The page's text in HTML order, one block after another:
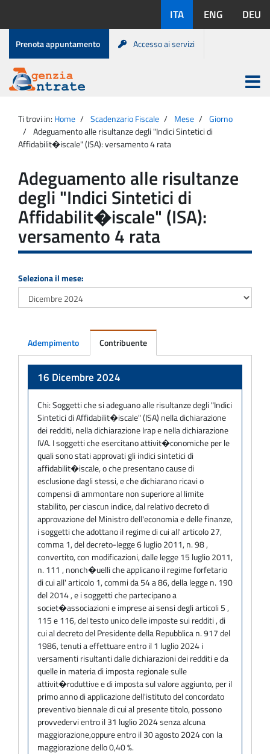
contenuto
disponibili:
ITA ENG DEU
Menu
di
servizio
Prenota appuntamento Accesso ai servizi
Agenzia
Entrate
Apri
menu
principale
Ti trovi in: Home Scadenzario Fiscale Mese
Giorno
Adeguamento alle risultanze degli "Indici Sintetici di
Affidabilit�iscale" (ISA): versamento 4 rata
Adeguamento alle risultanze
degli "Indici Sintetici di
Affidabilit�iscale" (ISA):
versamento 4 rata
Seleziona il mese:
Adempimento Contribuente
16 Dicembre 2024
Chi:Soggetti che si adeguano alle risultanze degli "Indici
Sintetici di Affidabilit�iscale" (ISA) nella dichiarazione
dei redditi, nella dichiarazione Irap e nella dichiarazione
IVA. I soggetti che esercitano attivit�conomiche per le
quali sono stati approvati gli indici sintetici di
affidabilit�iscale, o che presentano cause di
esclusione dagli stessi, e che dichiarano ricavi o
compensi di ammontare non superiore al limite
stabilito, per ciascun indice, dal relativo decreto di
approvazione del Ministro dell'economia e delle finanze,
i soggetti che adottano il regime di cui all' articolo 27,
comma 1, del decreto-legge 6 luglio 2011, n. 98 ,
convertito, con modificazioni, dalle legge 15 luglio 2011,
n. 111 , nonch�uelli che applicano il regime forfetario
di cui all' articolo 1, commi da 54 a 86, della legge n. 190
del 2014 , e i soggetti che partecipano a
societ�associazioni e imprese ai sensi degli articoli 5 ,
115 e 116, del testo unico delle imposte sui redditi , di
cui al decreto del Presidente della Repubblica n. 917 del
1986, tenuti a effettuare entro il 1 luglio 2024 i
versamenti risultanti dalle dichiarazioni dei redditi e da
quelle in materia di imposta regionale sulle
attivit�roduttive e di imposta sul valore aggiunto, per il
primo anno di applicazione dell'istituto del concordato
preventivo biennale di cui al presente titolo, possono
provvedervi entro il 31 luglio 2024 senza alcuna
maggiorazione,oppure entro il 30 agosto 2024 con la
maggiorazione dello 0,40 %.